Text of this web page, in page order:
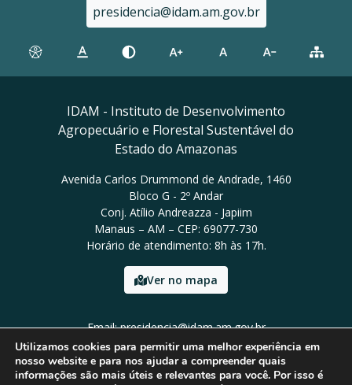
presidencia@idam.am.gov.br
IDAM - Instituto de Desenvolvimento
Agropecuário e Florestal Sustentável do
Estado do Amazonas
Avenida Carlos Drummond de Andrade, 1460
Bloco G - 2º Andar
Conj. Atílio Andreazza - Japiim
Manaus – AM – CEP: 69077-730
Horário de atendimento: 8h às 17h.
Ver no mapa
Email: presidencia@idam.am.gov.br
Tel: (92) 98452-9911
Utilizamos cookies para permitir uma melhor experiência em
nosso website e para nos ajudar a compreender quais
informações são mais úteis e relevantes para você. Por isso é